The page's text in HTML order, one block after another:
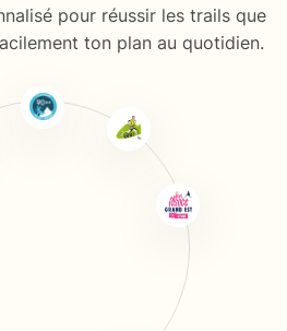
pour réussir les trails que
ton plan au quotidien.